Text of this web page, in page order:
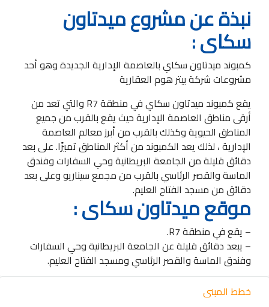
نبذة عن مشروع ميدتاون
سكاى :
كمبوند ميدتاون سكاي بالعاصمة الإدارية الجديدة وهو أحد
مشروعات شركة بيتر هوم العقارية
يقع كمبوند ميدتاون سكاي في منطقة R7 والتي تعد من
أرقى مناطق العاصمة الإدارية حيث يقع بالقرب من جميع
المناطق الحيوية وكذلك بالقرب من أبرز معالم العاصمة
الإدارية ، لذلك يعد الكمبوند من أكثر المناطق تميزًا. على بعد
دقائق قليلة من الجامعة البريطانية وحي السفارات وفندق
الماسة والقصر الرئاسي بالقرب من مجمع سيناريو وعلى بعد
دقائق من مسجد الفتاح العليم.
موقع ميدتاون سكاى :
– يقع في منطقة R7.
– يبعد دقائق قليلة عن الجامعة البريطانية وحي السفارات
وفندق الماسة والقصر الرئاسي ومسجد الفتاح العليم.
خطط المبنى